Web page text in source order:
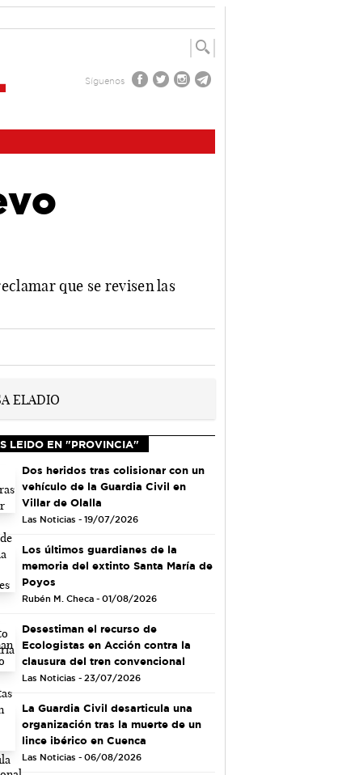
Síguenos
que se revisen las
LEIDO EN "PROVINCIA"
Dos heridos tras colisionar con un
vehículo de la Guardia Civil en
Villar de Olalla
Las Noticias - 19/07/2026
Los últimos guardianes de la
memoria del extinto Santa María de
Poyos
Rubén M. Checa - 01/08/2026
Desestiman el recurso de
Ecologistas en Acción contra la
clausura del tren convencional
Las Noticias - 23/07/2026
La Guardia Civil desarticula una
organización tras la muerte de un
lince ibérico en Cuenca
Las Noticias - 06/08/2026